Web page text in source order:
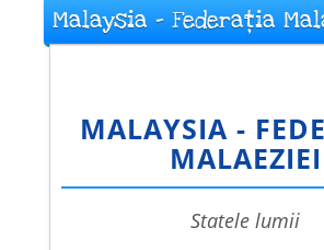
Malaysia - Federația
MALAYSIA -
MALAEZIEI
statele lumii